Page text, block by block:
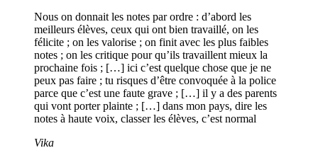
Nous on donnait les notes par ordre : d’abord les
meilleurs élèves, ceux qui ont bien travaillé, on les
félicite ; on les valorise ; on finit avec les plus faibles
notes ; on les critique pour qu’ils travaillent mieux la
prochaine fois ; […] ici c’est quelque chose que je ne
peux pas faire ; tu risques d’être convoquée à la police
parce que c’est une faute grave ; […] il y a des parents
qui vont porter plainte ; […] dans mon pays, dire les
notes à haute voix, classer les élèves, c’est normal
Vika